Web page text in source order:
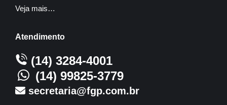
Veja mais…
Atendimento
(14) 3284-4001
(14) 99825-3779
secretaria@fgp.com.br